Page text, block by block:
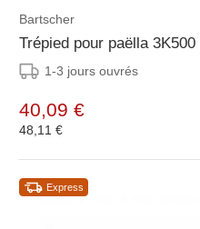
Bartscher
Trépied pour paëlla 3K500
1-3 jours ouvrés
40,09 €
48,11 €
Express